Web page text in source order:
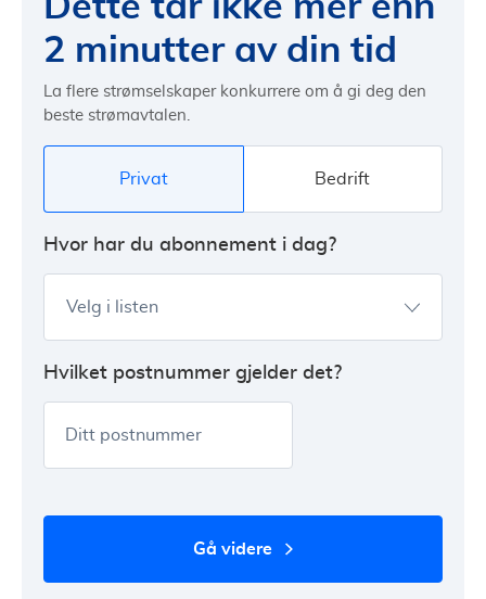
2 minutter av din tid
La flere strømselskaper konkurrere om å gi deg den
beste strømavtalen.
Privat Bedrift
Hvor har du abonnement i dag?
Velg i listen
Hvilket postnummer gjelder det?
Ditt postnummer
gå videre